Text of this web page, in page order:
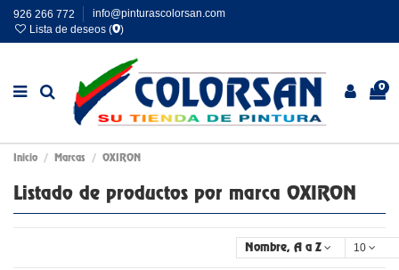
926 266 772
info@pinturascolorsan.com
Lista de deseos (0)
0
Inicio Marcas OXIRON
Listado de productos por marca OXIRON
Nombre, A a Z 10